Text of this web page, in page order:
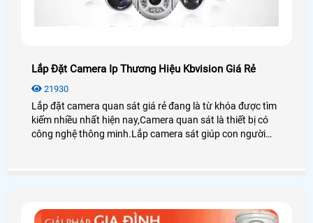
Lắp Đặt Camera Ip Thương Hiệu Kbvision Giá Rẻ
21930
Lắp đặt camera quan sát giá rẻ đang là từ khóa được tìm
kiếm nhiều nhất hiện nay,Camera quan sát là thiết bị có
công nghệ thông minh.Lắp camera sát giúp con người